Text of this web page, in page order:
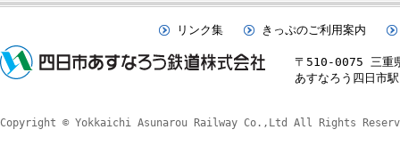
〒510-0075 三重
あすなろう四日
リンク集 きっぷのご利用案内
Copyright © Yokkaichi Asunarou Railway Co.,Ltd All Rights